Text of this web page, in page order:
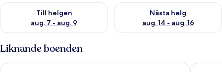
Till helgen
aug. 7 - aug. 9
Kontrollera tillgängligheten för den här helgen aug. 7 - aug. 9
Nästa helg
aug. 14 - aug. 16
Kontrollera tillgängligheten
Liknande boenden
Royal Regency Palace Hotel